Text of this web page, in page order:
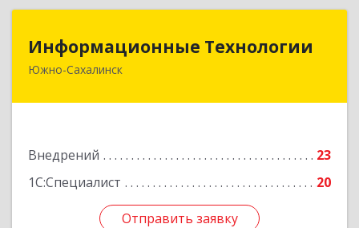
Информационные Технологии
Южно-Сахалинск
Внедрений
23
1С:Специалист
20
Отправить заявку
Информационные Технологии
693006, Сахалинская обл, Южно-Сахалинск г,
Отправить заявку